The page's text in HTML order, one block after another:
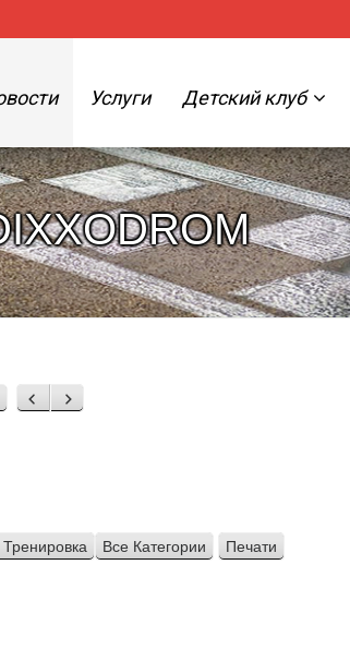
Услуги Детский клуб
Назад
Вперед
Тренировка Все Категории Просмотр
Печати